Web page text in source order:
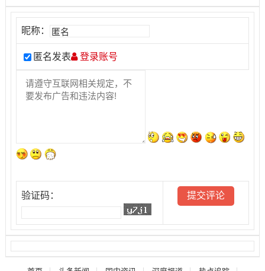
昵称：
匿名发表 登录账号
验证码：